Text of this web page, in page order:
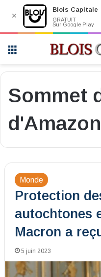
Sommet
Monde
Protection
autochtones
Macron a
5 juin 2023
✕
Blois Capitale
GRATUIT
Sur Google Play